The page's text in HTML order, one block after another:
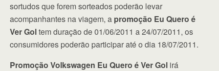
sortudos que forem sorteados poderão levar
acompanhantes na viagem, a promoção Eu Quero é
Ver Goltem duração de 01/06/2011 a 24/07/2011, os
consumidores poderão participar até o dia 18/07/2011.
Promoção Volkswagen Eu Quero é Ver Gol irá